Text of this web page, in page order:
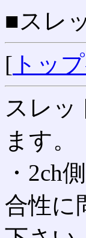
■スレ
[ トッ
スレッ
ます。
・2ch
合性に